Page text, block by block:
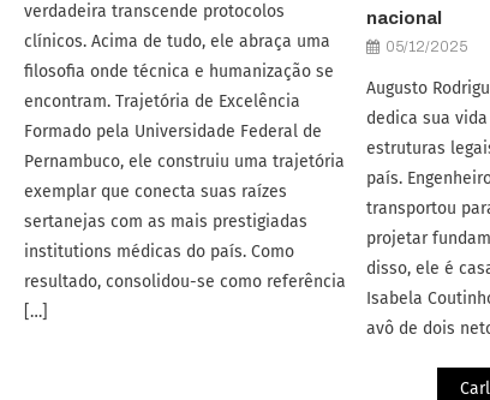
verdadeira transcende protocolos
clínicos. Acima de tudo, ele abraça uma
filosofia onde técnica e humanização se
encontram. Trajetória de Excelência
Formado pela Universidade Federal de
Pernambuco, ele construiu uma trajetória
exemplar que conecta suas raízes
sertanejas com as mais prestigiadas
institutions médicas do país. Como
resultado, consolidou-se como referência
[…]
nacional
05/12/2025
Augusto
dedica sua
estruturas
país.
transportou
projetar
disso, ele é
Isabela
avô de dois